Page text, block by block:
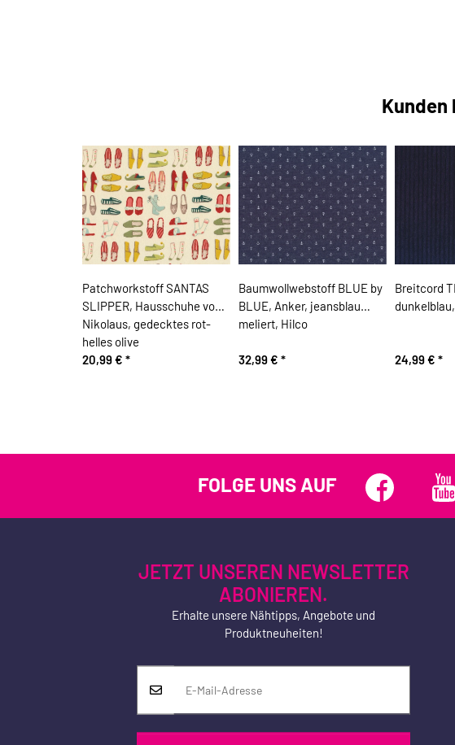
Patchworkstoff SANTAS
SLIPPER, Hausschuhe vom
Nikolaus, gedecktes rot-
helles olive
20,99 € *
Baumwollwebstoff BLUE by
BLUE, Anker, jeansblau
meliert, Hilco
32,99 € *
Breitcord
24,99 € *
FOLGE UNS AUF
JETZT UNSEREN NEWSLETTER
ABONIEREN.
Erhalte unsere Nähtipps, Angebote und
Produktneuheiten!